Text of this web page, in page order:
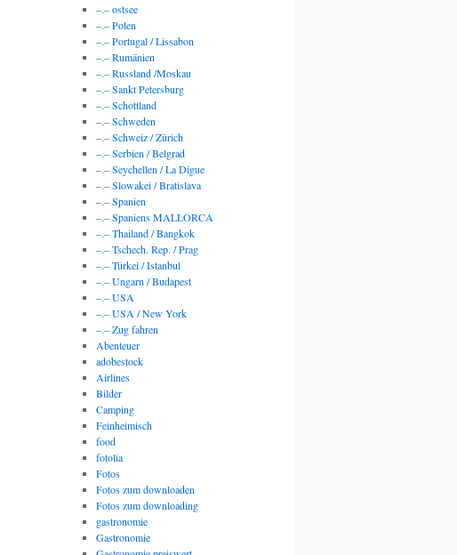
–.– ostsee
–.– Polen
–.– Portugal / Lissabon
–.– Rumänien
–.– Russland /Moskau
–.– Sankt Petersburg
–.– Schottland
–.– Schweden
–.– Schweiz / Zürich
–.– Serbien / Belgrad
–.– Seychellen / La Digue
–.– Slowakei / Bratislava
–.– Spanien
–.– Spaniens MALLORCA
–.– Thailand / Bangkok
–.– Tschech. Rep. / Prag
–.– Türkei / Istanbul
–.– Ungarn / Budapest
–.– USA
–.– USA / New York
–.– Zug fahren
Abenteuer
adobestock
Airlines
Bilder
Camping
Feinheimisch
food
fotolia
Fotos
Fotos zum downloaden
Fotos zum downloading
gastronomie
Gastronomie